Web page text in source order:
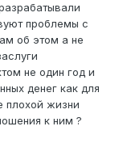
проблемы с
об этом а не
не один год и
денег как для
плохой жизни
к ним ?